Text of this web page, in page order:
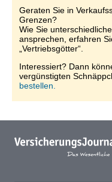
Geraten Sie in
Grenzen?
Wie Sie
ansprechen, erfahren
„Vertriebsgötter“.
Interessiert? Dann
vergünstigten
bestellen.